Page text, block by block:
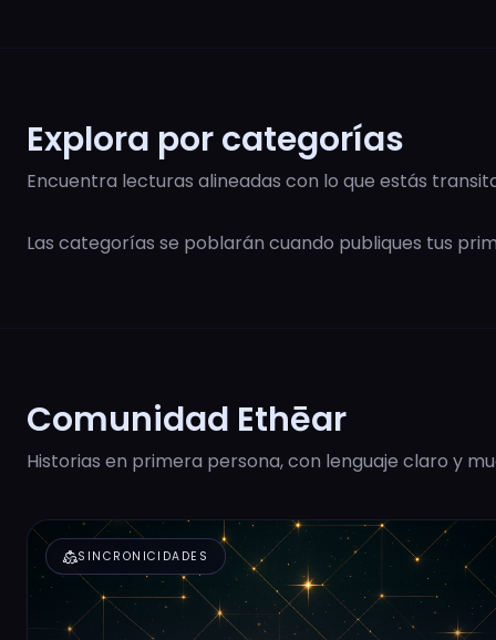
Explora por categorías
Encuentra lecturas alineadas con lo que estás
Las categorías se poblarán cuando publiques tus
Comunidad Ethēar
Historias en primera persona, con lenguaje claro y
diversity_2SINCRONICIDADES